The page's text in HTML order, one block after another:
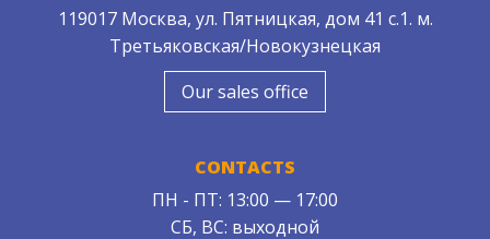
119017 Москва, ул. Пятницкая, дом 41 с.1. м.
Третьяковская/Новокузнецкая
Our sales office
CONTACTS
ПН - ПТ: 13:00 — 17:00
СБ, ВС: выходной